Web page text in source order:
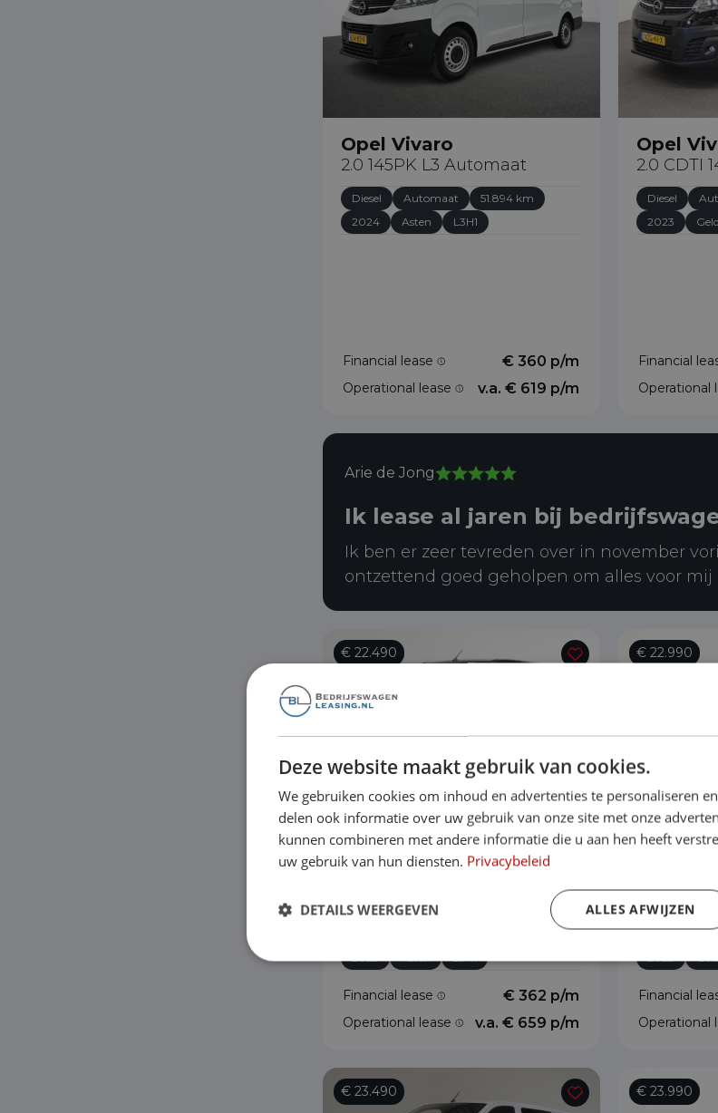
Opel Vivaro
2.0 145PK L3 Automaat
Diesel Automaat
51.894 km
2024
Asten L3H1
Financial lease € 360 p/m
Operational lease v.a. € 619 p/m
Opel
2.0 CDTI
Diesel
2023
Financial
Operational
Arie de Jong
Ik lease al jaren bij
Ik ben er zeer tevreden over in november
ontzettend goed geholpen om alles voor mij
€ 22.490
Opel Vivaro
2.0 CDTI 145 pk L3H1 Edition
3-zits Automaat
Financial lease € 362 p/m
Operational lease v.a. € 659 p/m
€ 22.990
2.0
Automaat
Diesel
Financial
Operational
€ 23.490 € 23.990
Deze website maakt gebruik van cookies.
We gebruiken cookies om inhoud en advertenties te personaliseren
delen ook informatie over uw gebruik van onze site met onze
kunnen combineren met andere informatie die u aan hen heeft
uw gebruik van hun diensten. Privacybeleid
ALLES AFWIJZEN
DETAILS WEERGEVEN